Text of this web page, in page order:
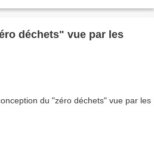
déchets" vue par les